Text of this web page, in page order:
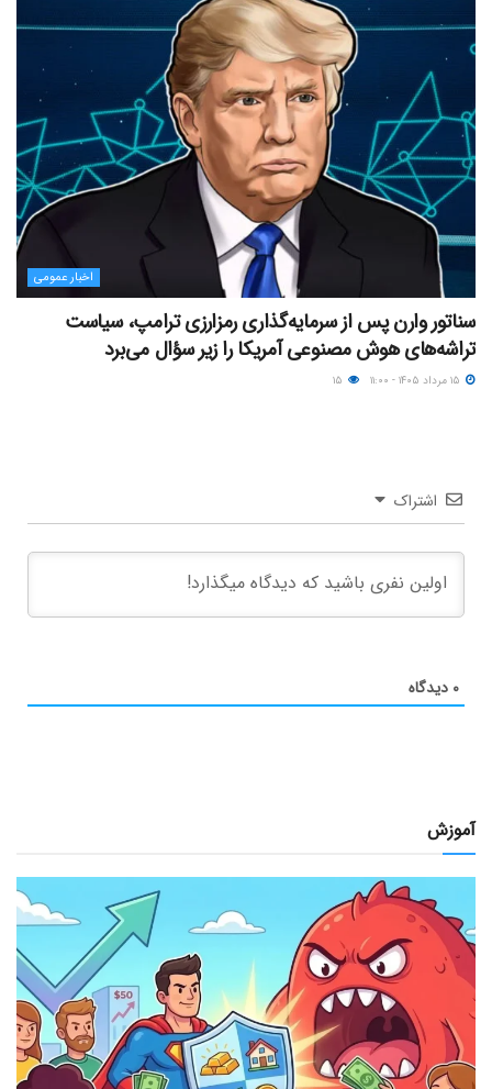
اخبار عمومی
سناتور وارن پس از سرمایه‌گذاری رمزارزی ترامپ، سیاست
تراشه‌های هوش مصنوعی آمریکا را زیر سؤال می‌برد
اشتراک
۰ دیدگاه
آموزش